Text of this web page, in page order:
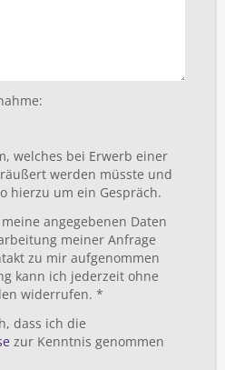
welches bei Erwerb einer
werden müsste und
hierzu um ein Gespräch.
angegebenen Daten
meiner Anfrage
zu mir aufgenommen
kann ich jederzeit ohne
widerrufen. *
dass ich die
zur Kenntnis genommen